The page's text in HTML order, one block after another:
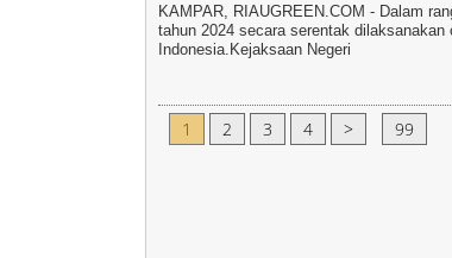
KAMPAR, RIAUGREEN.COM - Dalam
tahun 2024 secara serentak
Indonesia.Kejaksaan Negeri
1 2 3 4 > 99